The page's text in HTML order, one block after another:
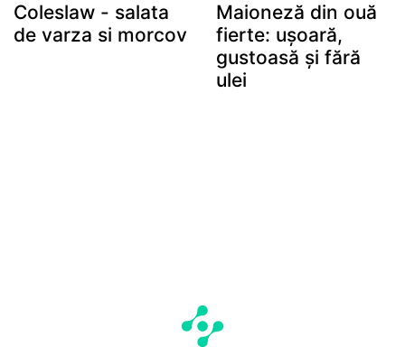
Coleslaw - salata
de varza si morcov
Maioneză din ouă
fierte: ușoară,
gustoasă și fără
ulei